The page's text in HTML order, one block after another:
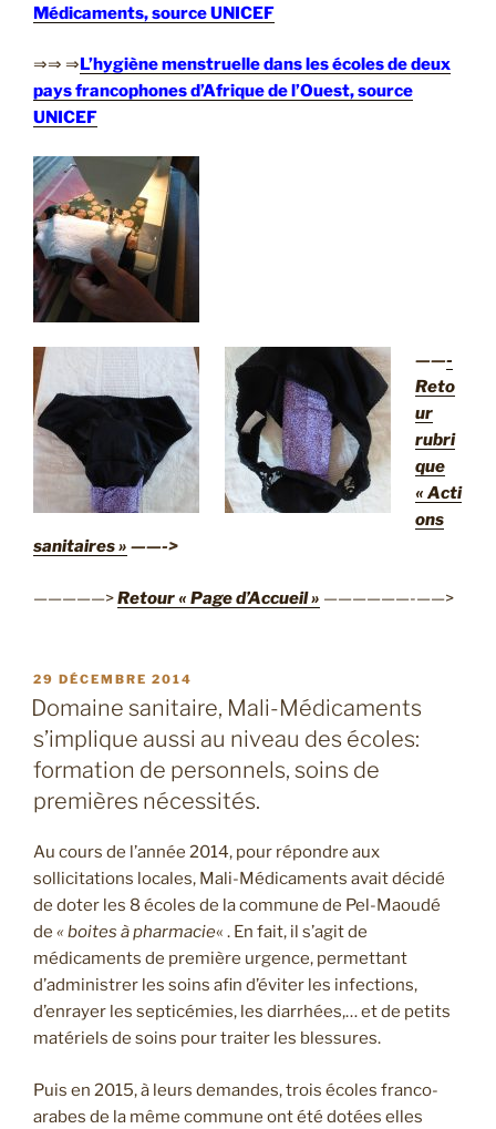
Médicaments, source UNICEF
⇒⇒ ⇒ L’hygiène menstruelle dans les écoles de deux
pays francophones d’Afrique de l’Ouest, source
UNICEF
——-
Reto
ur
rubri
que
« Acti
ons
sanitaires » ——->
—————>Retour « Page d’Accueil » ——————-——>
PUBLIÉ
LE
29 DÉCEMBRE 2014
Domaine sanitaire, Mali-Médicaments
s’implique aussi au niveau des écoles:
formation de personnels, soins de
premières nécessités.
Au cours de l’année 2014, pour répondre aux
sollicitations locales, Mali-Médicaments avait décidé
de doter les 8 écoles de la commune de Pel-Maoudé
de « boites à pharmacie« . En fait, il s’agit de
médicaments de première urgence, permettant
d’administrer les soins afin d’éviter les infections,
d’enrayer les septicémies, les diarrhées,… et de petits
matériels de soins pour traiter les blessures.
Puis en 2015, à leurs demandes, trois écoles franco-
arabes de la même commune ont été dotées elles